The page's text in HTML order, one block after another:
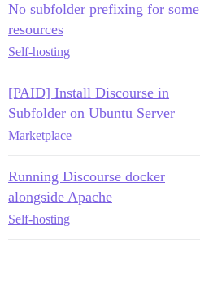
No subfolder prefixing for some
resources
Self-hosting
[PAID] Install Discourse in
Subfolder on Ubuntu Server
Marketplace
Running Discourse docker
alongside Apache
Self-hosting